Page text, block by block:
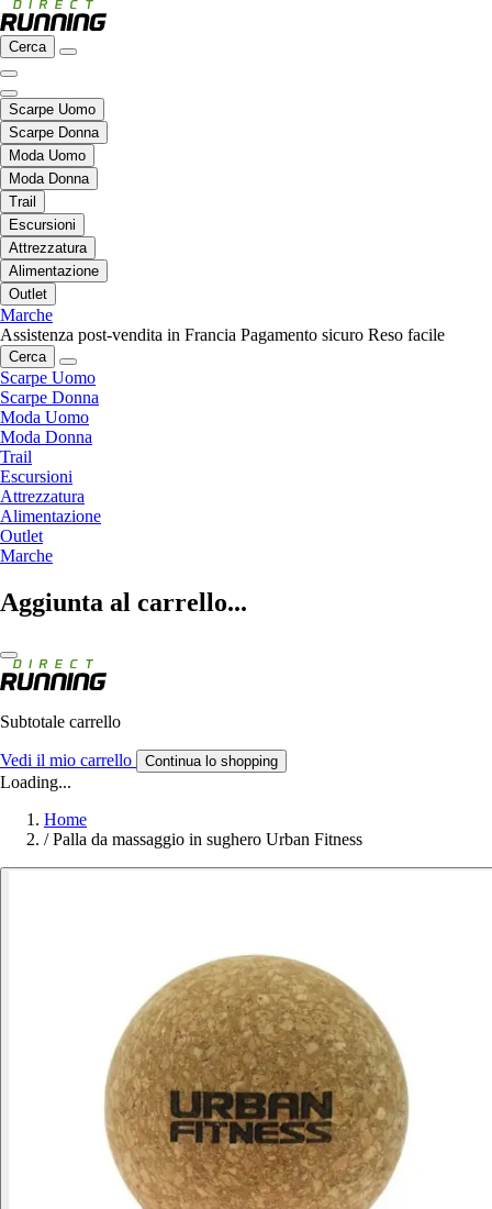
Cerca
Scarpe Uomo
Scarpe Donna
Moda Uomo
Moda Donna
Trail
Escursioni
Attrezzatura
Alimentazione
Outlet
Marche
Assistenza post-vendita in Francia Pagamento sicuro Reso facile
Cerca
Scarpe Uomo
Scarpe Donna
Moda Uomo
Moda Donna
Trail
Escursioni
Attrezzatura
Alimentazione
Outlet
Marche
Aggiunta al carrello...
Subtotale carrello
Vedi il mio carrello Continua lo shopping
Loading...
Home
/ Palla da massaggio in sughero Urban Fitness